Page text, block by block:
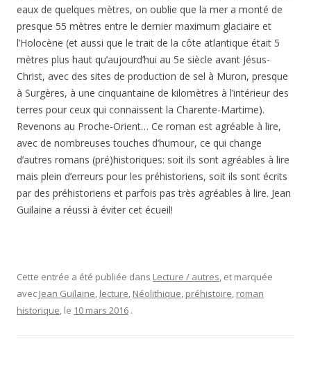
eaux de quelques mètres, on oublie que la mer a monté de
presque 55 mètres entre le dernier maximum glaciaire et
l’Holocène (et aussi que le trait de la côte atlantique était 5
mètres plus haut qu’aujourd’hui au 5e siècle avant Jésus-
Christ, avec des sites de production de sel à Muron, presque
à Surgères, à une cinquantaine de kilomètres à l’intérieur des
terres pour ceux qui connaissent la Charente-Martime).
Revenons au Proche-Orient… Ce roman est agréable à lire,
avec de nombreuses touches d’humour, ce qui change
d’autres romans (pré)historiques: soit ils sont agréables à lire
mais plein d’erreurs pour les préhistoriens, soit ils sont écrits
par des préhistoriens et parfois pas très agréables à lire. Jean
Guilaine a réussi à éviter cet écueil!
Cette entrée a été publiée dans Lecture / autres, et marquée
avec Jean Guilaine, lecture, Néolithique, préhistoire, roman
historique, le 10 mars 2016 .